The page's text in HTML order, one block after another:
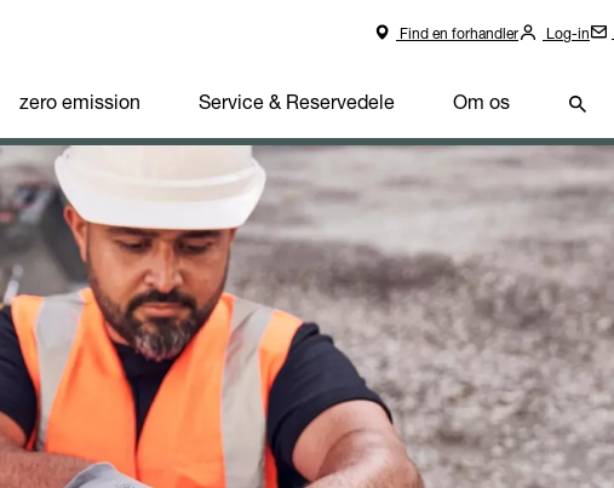
Find en forhandler Log-in
zero emission Service & Reservedele Om os